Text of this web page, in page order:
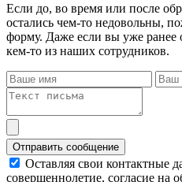
Если до, во время или после
остались чем-то недовольны,
форму. Даже если вы уже ранее
кем-то из наших сотрудников.
Отправить сообщение
Оставляя свои контактные
совершеннолетие, согласие на